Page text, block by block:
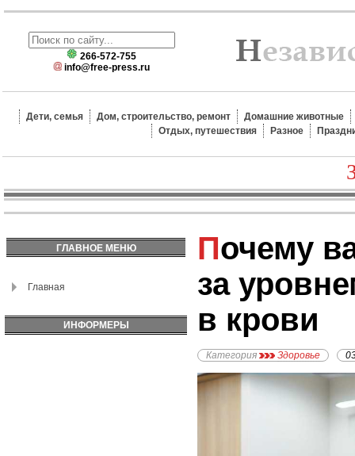
266-572-755
info@free-press.ru
Дети, семья Дом, строительство, ремонт
Домашние животные
Отдых, путешествия
Разное
ГЛАВНОЕ МЕНЮ
Главная
ИНФОРМЕРЫ
Почему важно следить
за
в крови
Категория Здоровье